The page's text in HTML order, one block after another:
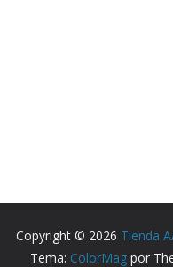
Copyright © 2026 Tienda
Tema: ColorMagpor